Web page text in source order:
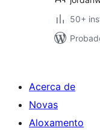
50+
Acerca de
Novas
Aloxamento